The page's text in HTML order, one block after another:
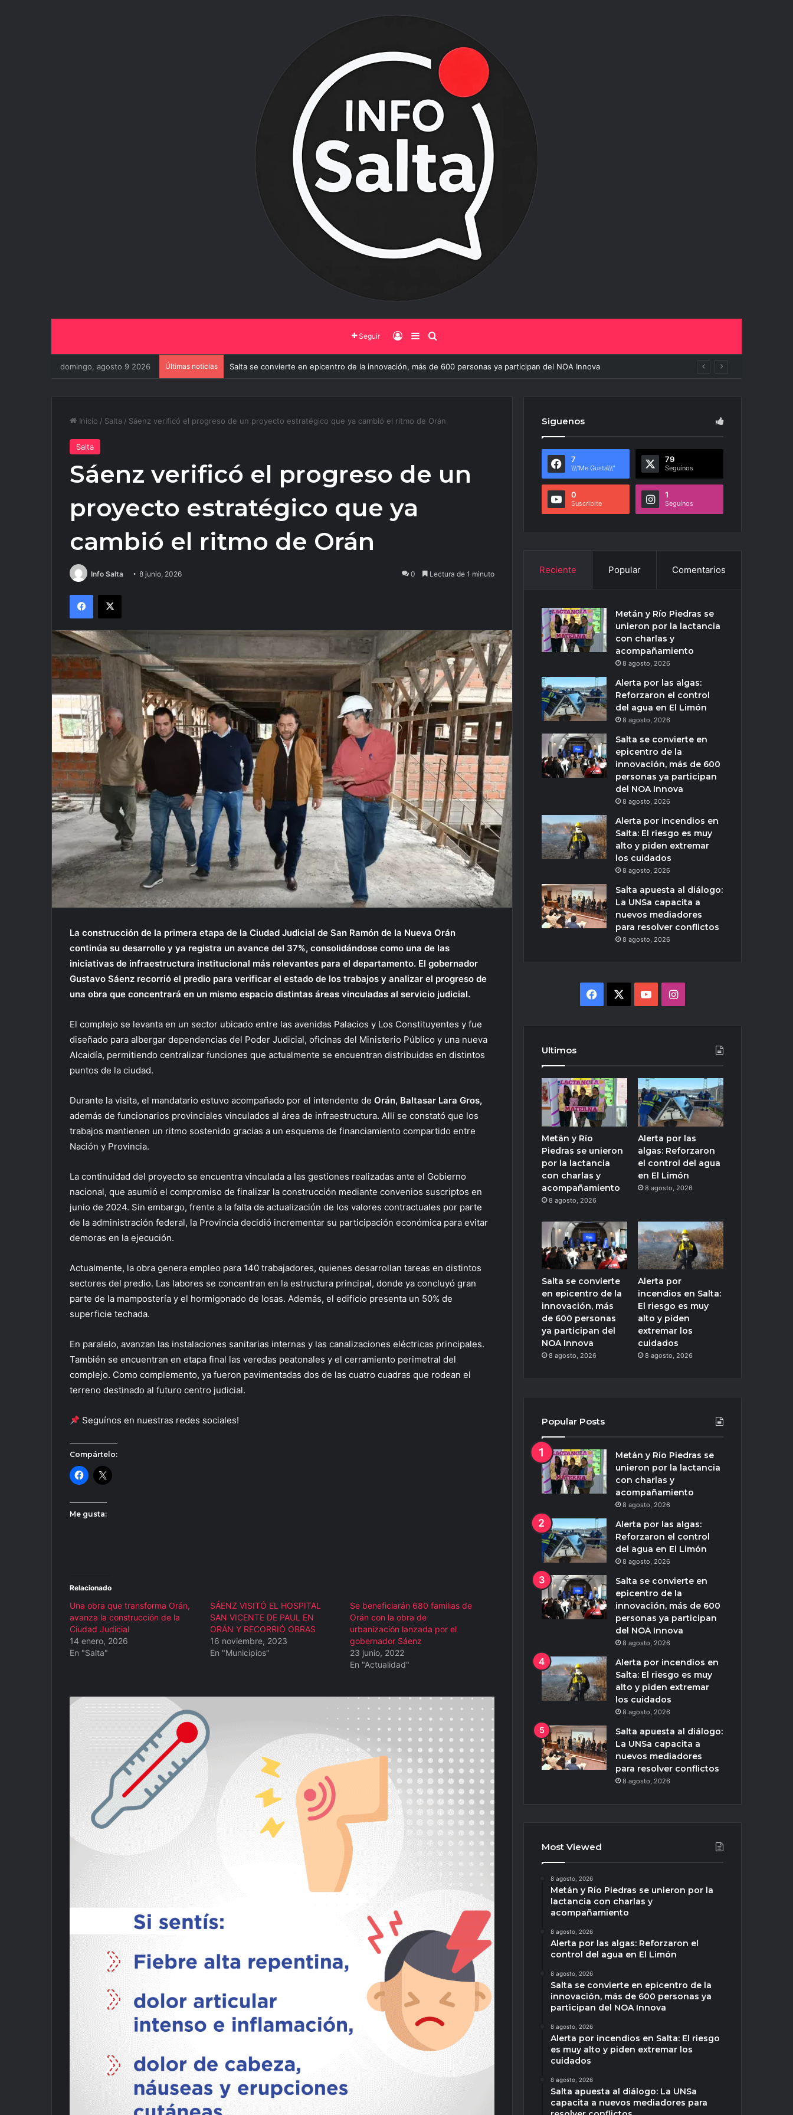
Seguir Iniciar Sesión
Barra Lateral
domingo, agosto 9 2026 Últimas noticias Salta se convierte en epicentro de la innovación, más de 600 personas ya participan del NOA Innova
Inicio / Salta / Sáenz verificó el progreso de un proyecto estratégico que ya cambió el ritmo de Orán
Salta
Sáenz verificó el progreso de un
proyecto estratégico que ya
cambió el ritmo de Orán
Info Salta 8 junio, 2026 0 Lectura de 1 minuto
Facebook
X
La construcción de la primera etapa de la Ciudad Judicial de San Ramón de la Nueva Orán
continúa su desarrollo y ya registra un avance del 37%, consolidándose como una de las
iniciativas de infraestructura institucional más relevantes para el departamento. El gobernador
Gustavo Sáenz recorrió el predio para verificar el estado de los trabajos y analizar el progreso de
una obra que concentrará en un mismo espacio distintas áreas vinculadas al servicio judicial.
El complejo se levanta en un sector ubicado entre las avenidas Palacios y Los Constituyentes y fue
diseñado para albergar dependencias del Poder Judicial, oficinas del Ministerio Público y una nueva
Alcaidía, permitiendo centralizar funciones que actualmente se encuentran distribuidas en distintos
puntos de la ciudad.
Durante la visita, el mandatario estuvo acompañado por el intendente de Orán, Baltasar Lara Gros,
además de funcionarios provinciales vinculados al área de infraestructura. Allí se constató que los
trabajos mantienen un ritmo sostenido gracias a un esquema de financiamiento compartido entre
Nación y Provincia.
La continuidad del proyecto se encuentra vinculada a las gestiones realizadas ante el Gobierno
nacional, que asumió el compromiso de finalizar la construcción mediante convenios suscriptos en
junio de 2024. Sin embargo, frente a la falta de actualización de los valores contractuales por parte
de la administración federal, la Provincia decidió incrementar su participación económica para evitar
demoras en la ejecución.
Actualmente, la obra genera empleo para 140 trabajadores, quienes desarrollan tareas en distintos
sectores del predio. Las labores se concentran en la estructura principal, donde ya concluyó gran
parte de la mampostería y el hormigonado de losas. Además, el edificio presenta un 50% de
superficie techada.
En paralelo, avanzan las instalaciones sanitarias internas y las canalizaciones eléctricas principales.
También se encuentran en etapa final las veredas peatonales y el cerramiento perimetral del
complejo. Como complemento, ya fueron pavimentadas dos de las cuatro cuadras que rodean el
terreno destinado al futuro centro judicial.
Seguínos en nuestras redes sociales!
Compártelo:
Me gusta:
Relacionado
Una obra que transforma Orán,
avanza la construcción de la
Ciudad Judicial
14 enero, 2026
En "Salta"
SÁENZ VISITÓ EL HOSPITAL
SAN VICENTE DE PAUL EN
ORÁN Y RECORRIÓ OBRAS
16 noviembre, 2023
En "Municipios"
Se beneficiarán 680 familias de
Orán con la obra de
urbanización lanzada por el
gobernador Sáenz
23 junio, 2022
En "Actualidad"
Siguenos
7
\\\"Me Gusta\\\"
79
Seguínos
0
Suscribite
1
Seguínos
Reciente Popular Comentarios
Metán y Río Piedras se
unieron por la lactancia
con charlas y
acompañamiento
8 agosto, 2026
Alerta por las algas:
Reforzaron el control
del agua en El Limón
8 agosto, 2026
Salta se convierte en
epicentro de la
innovación, más de 600
personas ya participan
del NOA Innova
8 agosto, 2026
Alerta por incendios en
Salta: El riesgo es muy
alto y piden extremar
los cuidados
8 agosto, 2026
Salta apuesta al diálogo:
La UNSa capacita a
nuevos mediadores
para resolver conflictos
8 agosto, 2026
Facebook YouTubeInstagram
Ultimos
Metán y Río
Piedras se unieron
por la lactancia
con charlas y
acompañamiento
8 agosto, 2026
Alerta por las
algas: Reforzaron
el control del agua
en El Limón
8 agosto, 2026
Salta se convierte
en epicentro de la
innovación, más
de 600 personas
ya participan del
NOA Innova
8 agosto, 2026
Alerta por
incendios en Salta:
El riesgo es muy
alto y piden
extremar los
cuidados
8 agosto, 2026
Popular Posts
Metán y Río Piedras se
unieron por la lactancia
con charlas y
acompañamiento
8 agosto, 2026
Alerta por las algas:
Reforzaron el control
del agua en El Limón
8 agosto, 2026
Salta se convierte en
epicentro de la
innovación, más de 600
personas ya participan
del NOA Innova
8 agosto, 2026
Alerta por incendios en
Salta: El riesgo es muy
alto y piden extremar
los cuidados
8 agosto, 2026
Salta apuesta al diálogo:
La UNSa capacita a
nuevos mediadores
para resolver conflictos
8 agosto, 2026
Most Viewed
8 agosto, 2026
Metán y Río Piedras se unieron por la
lactancia con charlas y
acompañamiento
8 agosto, 2026
Alerta por las algas: Reforzaron el
control del agua en El Limón
8 agosto, 2026
Salta se convierte en epicentro de la
innovación, más de 600 personas ya
participan del NOA Innova
8 agosto, 2026
Alerta por incendios en Salta: El riesgo
es muy alto y piden extremar los
cuidados
8 agosto, 2026
Salta apuesta al diálogo: La UNSa
capacita a nuevos mediadores para